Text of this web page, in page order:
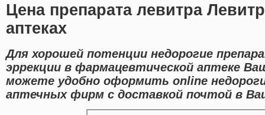
Цена препарата левитра
аптеках
Для хорошей потенции недорогие
эррекции в фармацевтической аптеке
можете удобно оформить online
аптечных фирм с доставкой почтой в